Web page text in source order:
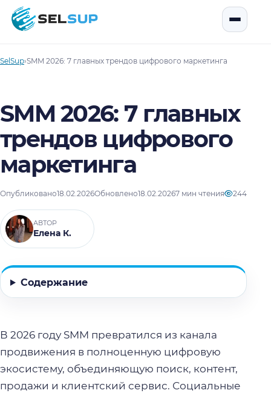
SelSup
SelSup›SMM 2026: 7 главных трендов цифрового маркетинга
SMM 2026: 7 главных
трендов цифрового
маркетинга
Опубликовано18.02.2026Обновлено18.02.20267 мин чтения 244
АВТОР
Елена К.
Содержание
В 2026 году SMM превратился из канала
продвижения в полноценную цифровую
экосистему, объединяющую поиск, контент,
продажи и клиентский сервис. Социальные